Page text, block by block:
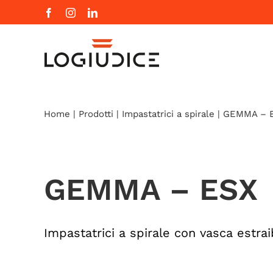
al
FacebookInstagramLinkedIn
Home | Prodotti | Impastatrici a spirale | GEMMA –
GEMMA – ESX
Impastatrici a spirale con vasca